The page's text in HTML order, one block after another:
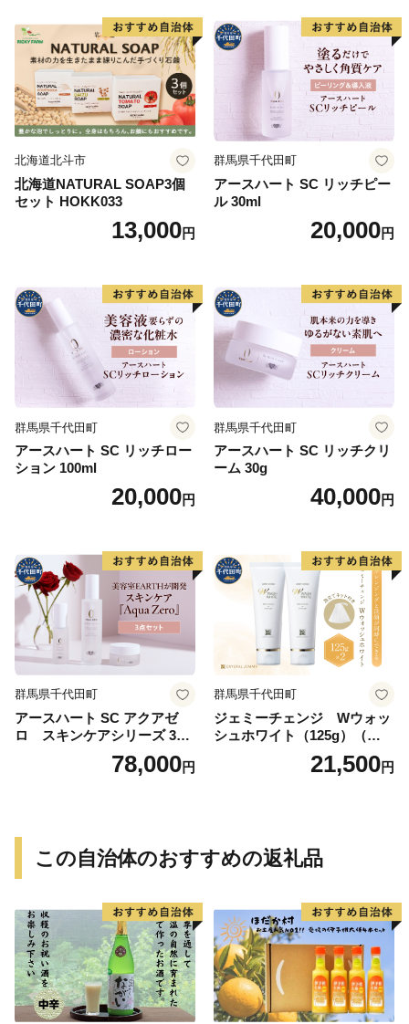
北海道北斗市
北海道NATURAL SOAP3個
セット HOKK033
13,000円
群馬県千代田町
アースハート SC リッチピー
ル 30ml
20,000円
群馬県千代田町
アースハート SC リッチロー
ション 100ml
20,000円
群馬県千代田町
アースハート SC リッチクリ
ーム 30g
40,000円
群馬県千代田町
アースハート SC アクアゼ
ロ スキンケアシリーズ 3点
78,000円
群馬県千代田町
ジェミーチェンジ Wウォッ
シュホワイト（125g）（泡立
てネット付）×2本 群馬県 千
21,500円
この自治体のおすすめの返礼品